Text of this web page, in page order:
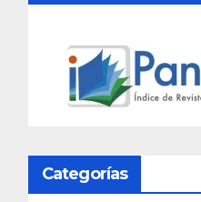
Categorías